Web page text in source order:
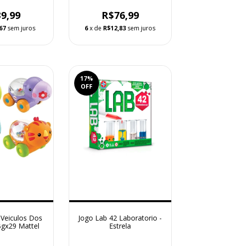
sem juros
R$76,99
6x de R$12,83 sem juros
Dos
Mattel
17%
OFF
Jogo Lab 42 Laboratorio -
Estrela